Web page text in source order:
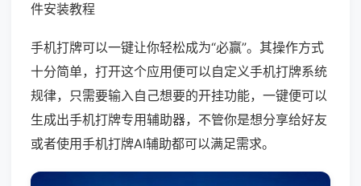
件安装教程
手机打牌可以一键让你轻松成为“必赢”。其操作方式
十分简单，打开这个应用便可以自定义手机打牌系统
规律，只需要输入自己想要的开挂功能，一键便可以
生成出手机打牌专用辅助器，不管你是想分享给好友
或者使用手机打牌AI辅助都可以满足需求。